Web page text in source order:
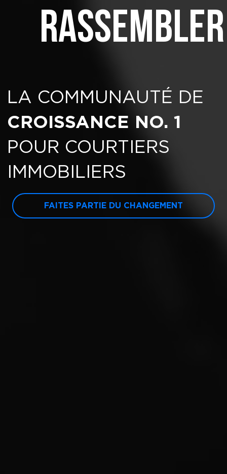
Rassembler
LA COMMUNAUTÉ DE
CROISSANCE NO. 1
POUR COURTIERS
IMMOBILIERS
FAITES PARTIE DU CHANGEMENT